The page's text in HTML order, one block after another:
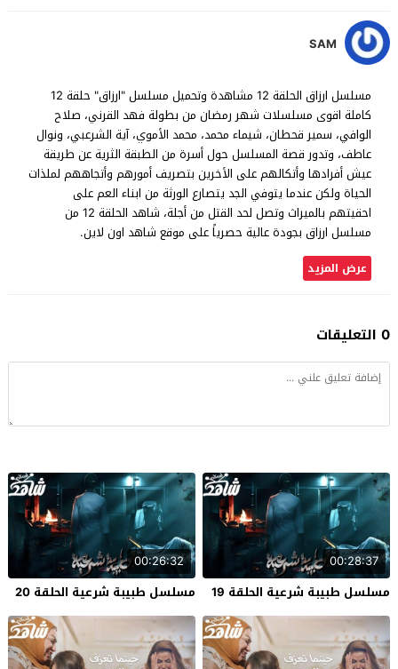
SAM
مسلسل ارزاق الحلقة 12 مشاهدة وتحميل مسلسل "ارزاق" حلقة 12
كاملة اقوى مسلسلات شهر رمضان من بطولة فهد القرني، صلاح
الوافي، سمير قحطان، شيماء محمد، محمد الأموي، آية الشرعبي، ونوال
عاطف، وتدور قصة المسلسل حول أسرة من الطبقة الثرية عن طريقة
عيش أفرادها وأتكالهم على الأخرين بتصريف أمورهم وأتجاههم لملذات
الحياة ولكن عندما يتوفي الجد يتصارع الورثة من ابناء العم على
احقيتهم بالميراث وتصل لحد القتل من أجلة، شاهد الحلقة 12 من
مسلسل ارزاق بجودة عالية حصرياً على موقع شاهد اون لاين.
عرض المزيد
0 التعليقات
00:28:37
مسلسل طبيبة شرعية الحلقة 19
00:26:32
مسلسل طبيبة شرعية الحلقة 20